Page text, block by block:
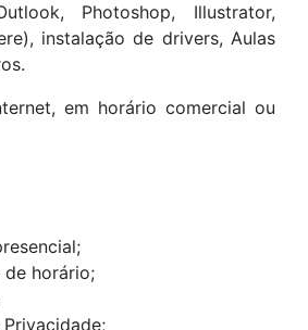
Photoshop, Illustrator,
instalação de drivers, Aulas
em horário comercial ou
de horário;